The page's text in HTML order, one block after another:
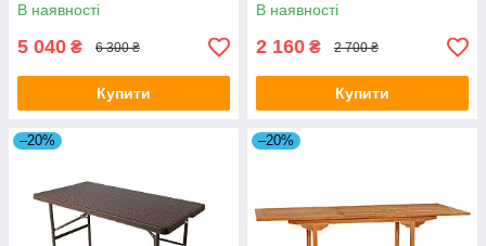
В наявності
5 040 ₴ 6 300 ₴
Купити
В наявності
2 160 ₴ 2 700 ₴
Купити
–20% –20%